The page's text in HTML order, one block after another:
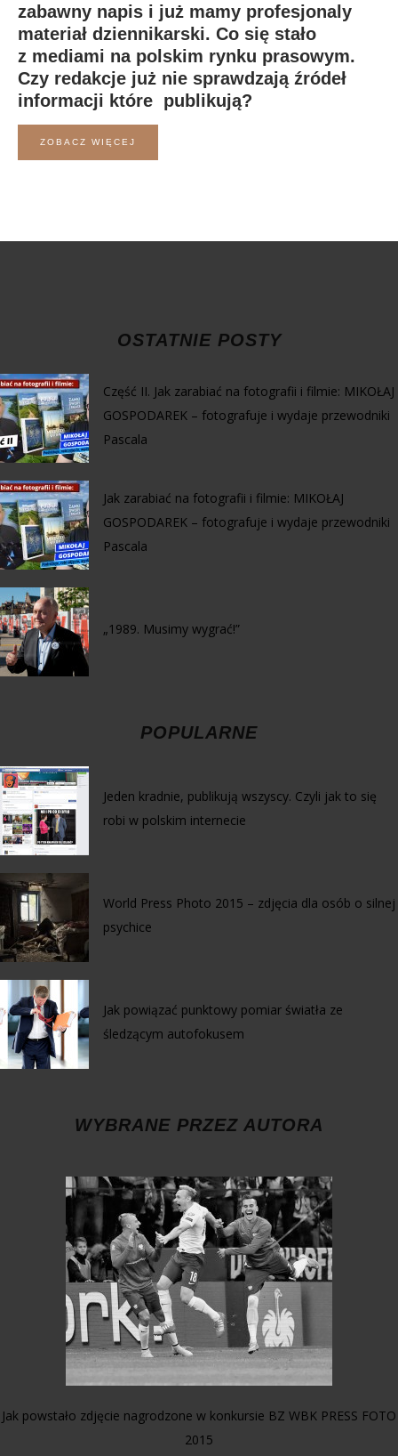
zabawny napis i już mamy profesjonaly
materiał dziennikarski. Co się stało
z mediami na polskim rynku prasowym.
Czy redakcje już nie sprawdzają źródeł
informacji które publikują?
ZOBACZ WIĘCEJ
OSTATNIE POSTY
Część II. Jak zarabiać na fotografii i filmie: MIKOŁAJ
GOSPODAREK – fotografuje i wydaje przewodniki
Pascala
Jak zarabiać na fotografii i filmie: MIKOŁAJ
GOSPODAREK – fotografuje i wydaje przewodniki
Pascala
„1989. Musimy wygrać!”
POPULARNE
Jeden kradnie, publikują wszyscy. Czyli jak to się
robi w polskim internecie
World Press Photo 2015 – zdjęcia dla osób o silnej
psychice
Jak powiązać punktowy pomiar światła ze
śledzącym autofokusem
WYBRANE PRZEZ AUTORA
Jak powstało zdjęcie nagrodzone w konkursie BZ WBK PRESS FOTO
2015